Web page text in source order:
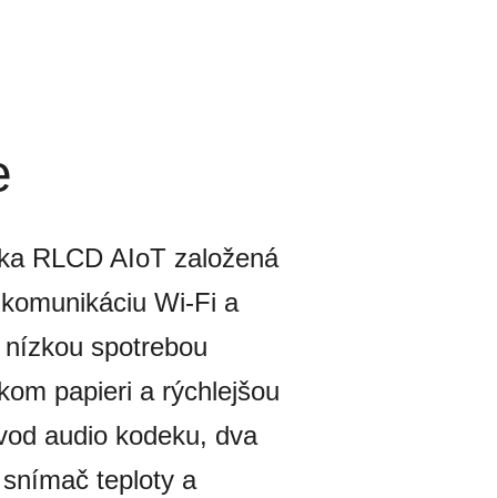
RLCD AIoT založená
Wi-Fi a
spotrebou
papieri a rýchlejšou
audio kodeku, dva
teploty a